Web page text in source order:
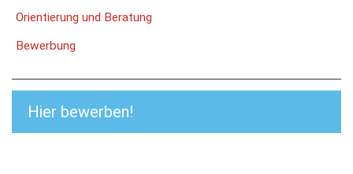
Orientierung und Beratung
Bewerbung
Hier bewerben!